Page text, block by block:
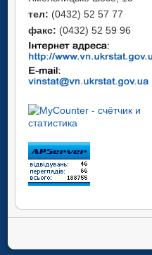
тел: (0432) 52 57 77
факс: (0432) 52 59 96